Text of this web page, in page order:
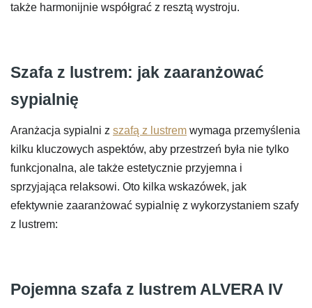
także harmonijnie współgrać z resztą wystroju.
Szafa z lustrem: jak zaaranżować
sypialnię
Aranżacja sypialni z szafą z lustrem wymaga przemyślenia
kilku kluczowych aspektów, aby przestrzeń była nie tylko
funkcjonalna, ale także estetycznie przyjemna i
sprzyjająca relaksowi. Oto kilka wskazówek, jak
efektywnie zaaranżować sypialnię z wykorzystaniem szafy
z lustrem:
Pojemna szafa z lustrem ALVERA IV